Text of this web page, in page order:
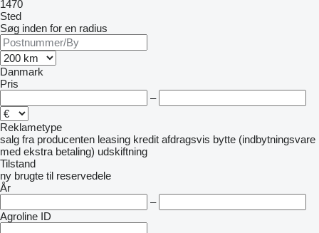
1470
Sted
Søg inden for en radius
Danmark
Pris
–
Reklametype
salg fra producenten leasing kredit afdragsvis bytte (indbytningsvare
med ekstra betaling) udskiftning
Tilstand
ny brugte til reservedele
År
–
Agroline ID